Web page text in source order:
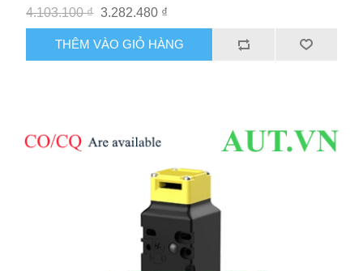
4.103.100 ₫ 3.282.480 ₫
THÊM VÀO GIỎ HÀNG